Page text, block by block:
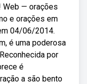
Web — orações
e orações em
04/06/2014.
é uma poderosa
por
é
a são bento